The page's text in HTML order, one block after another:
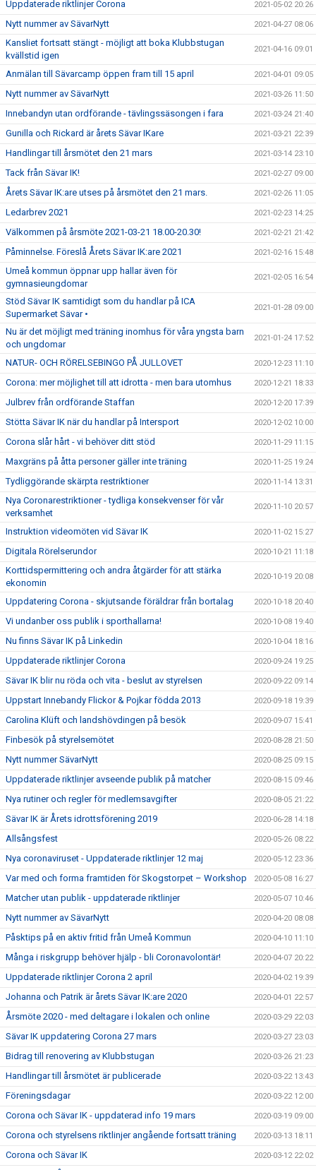
Uppdaterade riktlinjer Corona 2021-05-02 20:26
Nytt nummer av SävarNytt 2021-04-27 08:06
Kansliet fortsatt stängt - möjligt att boka Klubbstugan
kvällstid igen
2021-04-16 09:01
Anmälan till Sävarcamp öppen fram till 15 april 2021-04-01 09:05
Nytt nummer av SävarNytt 2021-03-26 11:50
Innebandyn utan ordförande - tävlingssäsongen i fara 2021-03-24 21:40
Gunilla och Rickard är årets Sävar IKare 2021-03-21 22:39
Handlingar till årsmötet den 21 mars 2021-03-14 23:10
Tack från Sävar IK! 2021-02-27 09:00
Årets Sävar IK:are utses på årsmötet den 21 mars. 2021-02-26 11:05
Ledarbrev 2021 2021-02-23 14:25
Välkommen på årsmöte 2021-03-21 18.00-20.30! 2021-02-21 21:42
Påminnelse. Föreslå Årets Sävar IK:are 2021 2021-02-16 15:48
Umeå kommun öppnar upp hallar även för
gymnasieungdomar
2021-02-05 16:54
Stöd Sävar IK samtidigt som du handlar på ICA
Supermarket Sävar •
2021-01-28 09:00
Nu är det möjligt med träning inomhus för våra yngsta barn
och ungdomar
2021-01-24 17:52
NATUR- OCH RÖRELSEBINGO PÅ JULLOVET 2020-12-23 11:10
Corona: mer möjlighet till att idrotta - men bara utomhus 2020-12-21 18:33
Julbrev från ordförande Staffan 2020-12-20 17:39
Stötta Sävar IK när du handlar på Intersport 2020-12-02 10:00
Corona slår hårt - vi behöver ditt stöd 2020-11-29 11:15
Maxgräns på åtta personer gäller inte träning 2020-11-25 19:24
Tydliggörande skärpta restriktioner 2020-11-14 13:31
Nya Coronarestriktioner - tydliga konsekvenser för vår
verksamhet
2020-11-10 20:57
Instruktion videomöten vid Sävar IK 2020-11-02 15:27
Digitala Rörelserundor 2020-10-21 11:18
Korttidspermittering och andra åtgärder för att stärka
ekonomin
2020-10-19 20:08
Uppdatering Corona - skjutsande föräldrar från bortalag 2020-10-18 20:40
Vi undanber oss publik i sporthallarna! 2020-10-08 19:40
Nu finns Sävar IK på Linkedin 2020-10-04 18:16
Uppdaterade riktlinjer Corona 2020-09-24 19:25
Sävar IK blir nu röda och vita - beslut av styrelsen 2020-09-22 09:14
Uppstart Innebandy Flickor & Pojkar födda 2013 2020-09-18 19:39
Carolina Klüft och landshövdingen på besök 2020-09-07 15:41
Finbesök på styrelsemötet 2020-08-28 21:50
Nytt nummer SävarNytt 2020-08-25 09:15
Uppdaterade riktlinjer avseende publik på matcher 2020-08-15 09:46
Nya rutiner och regler för medlemsavgifter 2020-08-05 21:22
Sävar IK är Årets idrottsförening 2019 2020-06-28 14:18
Allsångsfest 2020-05-26 08:22
Nya coronaviruset - Uppdaterade riktlinjer 12 maj 2020-05-12 23:36
Var med och forma framtiden för Skogstorpet – Workshop 2020-05-08 16:27
Matcher utan publik - uppdaterade riktlinjer 2020-05-07 10:46
Nytt nummer av SävarNytt 2020-04-20 08:08
Påsktips på en aktiv fritid från Umeå Kommun 2020-04-10 11:10
Många i riskgrupp behöver hjälp - bli Coronavolontär! 2020-04-07 20:22
Uppdaterade riktlinjer Corona 2 april 2020-04-02 19:39
Johanna och Patrik är årets Sävar IK:are 2020 2020-04-01 22:57
Årsmöte 2020 - med deltagare i lokalen och online 2020-03-29 22:03
Sävar IK uppdatering Corona 27 mars 2020-03-27 23:03
Bidrag till renovering av Klubbstugan 2020-03-26 21:23
Handlingar till årsmötet är publicerade 2020-03-22 13:43
Föreningsdagar 2020-03-22 12:00
Corona och Sävar IK - uppdaterad info 19 mars 2020-03-19 09:00
Corona och styrelsens riktlinjer angående fortsatt träning 2020-03-13 18:11
Corona och Sävar IK 2020-03-12 22:02